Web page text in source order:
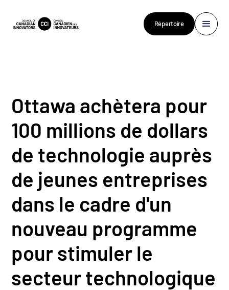
Répertoire
Ottawa achètera pour
100 millions de dollars
de technologie auprès
de jeunes entreprises
dans le cadre d'un
nouveau programme
pour stimuler le
secteur technologique